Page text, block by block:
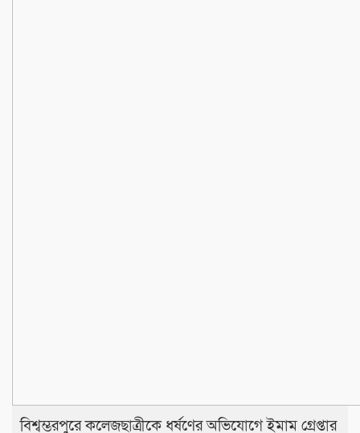
বিশ্বম্ভরপুরে কলেজছাত্রীকে ধর্ষণের অভিযোগে ইমাম গ্রেপ্তার